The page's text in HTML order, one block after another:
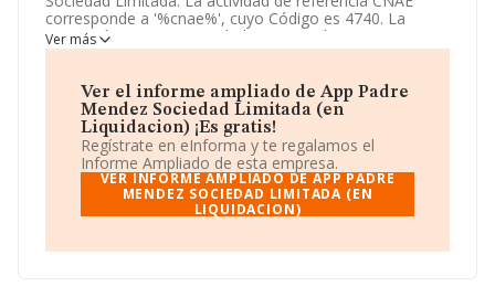
corresponde a '%cnae%', cuyo Código es 4740. La
compañía no tiene actividad en mercados exteriores.
número de empleados de la compañía ha estado por
debajo de la media de sector.
La empresa españolaApp Padre Mendez Sociedad
Limitada (en Liquidacion), con CIF B98230345, está
situada en Calle Lope De Rueda núm. 11, (46900), en el
municipio de Torrent, provincia de Valencia, Comunidad
Valenciana.
En relación con el sector y disponiendo de los datos de
Ver más
Ver el informe ampliado de App Padre
Mendez Sociedad Limitada (en
Liquidacion) ¡Es gratis!
Regístrate en eInforma y te regalamos el
Informe Ampliado de esta empresa.
VER INFORME AMPLIADO DE APP PADRE
MENDEZ SOCIEDAD LIMITADA (EN
LIQUIDACION)